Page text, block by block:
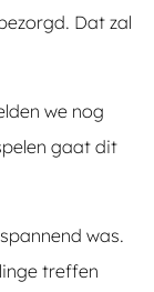
Dat zal
we nog
gaat dit
was.
treffen